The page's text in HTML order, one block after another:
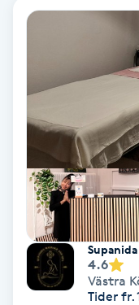
Brynplockning
Bröllopsuppsättning
Celluliter
Coachning
Color correction
4.6
Västra
Tider fr.